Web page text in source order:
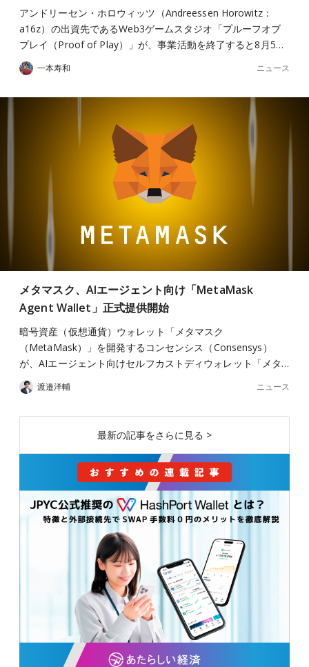
アンドリーセン・ホロウィッツ（Andreessen Horowitz：
a16z）の出資先であるWeb3ゲームスタジオ「プルーフオブ
プレイ（Proof of Play）」が、事業活動を終了すると8月5…
一本寿和 ニュース
メタマスク、AIエージェント向け「MetaMask
Agent Wallet」正式提供開始
暗号資産（仮想通貨）ウォレット「メタマスク
（MetaMask）」を開発するコンセンシス（Consensys）
が、AIエージェント向けセルフカストディウォレット「メタ…
渡邉洋輔 ニュース
最新の記事をさらに見る >